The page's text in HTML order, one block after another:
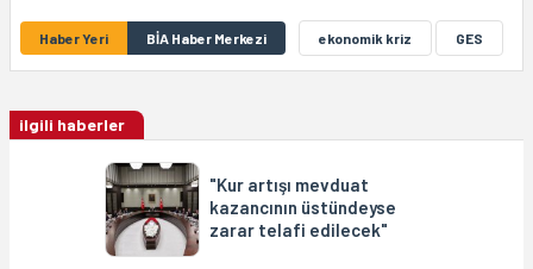
Haber Yeri BİA Haber Merkezi ekonomik kriz GES
ilgili haberler
"Kur artışı mevduat
kazancının üstündeyse
zarar telafi edilecek"